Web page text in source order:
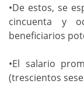
•De estos, se
cincuenta y
beneficiarios
•El salario
(trescientos